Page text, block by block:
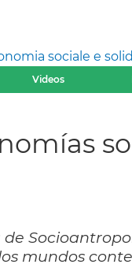
sociale e
Videos
mundos